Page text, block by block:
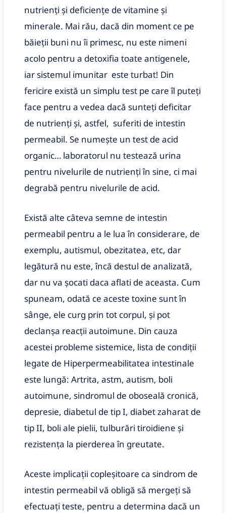
nutrienți și deficiențe de vitamine și
minerale. Mai rău, dacă din moment ce pe
băieții buni nu îi primesc, nu este nimeni
acolo pentru a detoxifia toate antigenele,
iar sistemul imunitar este turbat! Din
fericire există un simplu test pe care îl puteți
face pentru a vedea dacă sunteți deficitar
de nutrienți și, astfel, suferiti de intestin
permeabil. Se numește un test de acid
organic… laboratorul nu testează urina
pentru nivelurile de nutrienți în sine, ci mai
degrabă pentru nivelurile de acid.
Există alte câteva semne de intestin
permeabil pentru a le lua în considerare, de
exemplu, autismul, obezitatea, etc, dar
legătură nu este, încă destul de analizată,
dar nu va șocati daca aflati de aceasta. Cum
spuneam, odată ce aceste toxine sunt în
sânge, ele curg prin tot corpul, și pot
declanșa reacții autoimune. Din cauza
acestei probleme sistemice, lista de condiții
legate de Hiperpermeabilitatea intestinale
este lungă: Artrita, astm, autism, boli
autoimune, sindromul de oboseală cronică,
depresie, diabetul de tip I, diabet zaharat de
tip II, boli ale pielii, tulburări tiroidiene și
rezistența la pierderea în greutate.
Aceste implicații copleșitoare ca sindrom de
intestin permeabil vă obligă să mergeți să
efectuați teste, pentru a determina dacă un